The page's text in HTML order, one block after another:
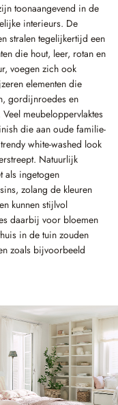
toonaangevend in de
interieurs. De
stralen tegelijkertijd een
die hout, leer, rotan en
voegen zich ook
elementen die
gordijnroedes en
meubeloppervlaktes
die aan oude familie-
white-washed look
Natuurlijk
als ingetogen
zolang de kleuren
kunnen stijlvol
daarbij voor bloemen
in de tuin zouden
zoals bijvoorbeeld